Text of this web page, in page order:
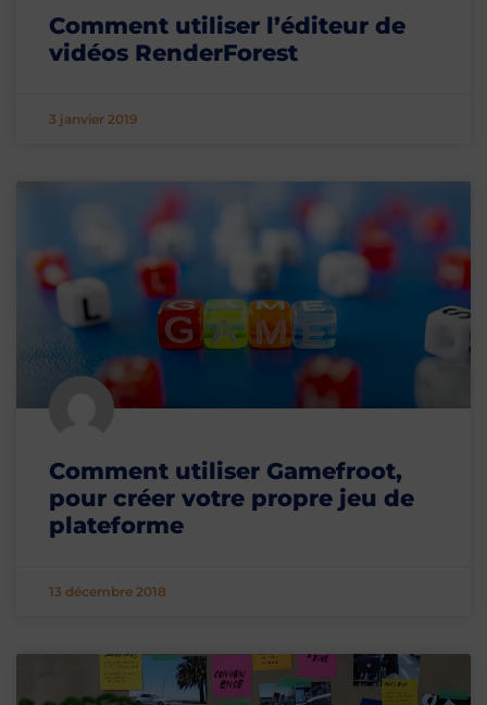
Comment utiliser l’éditeur de
vidéos RenderForest
3 janvier 2019
Comment utiliser Gamefroot,
pour créer votre propre jeu de
plateforme
13 décembre 2018